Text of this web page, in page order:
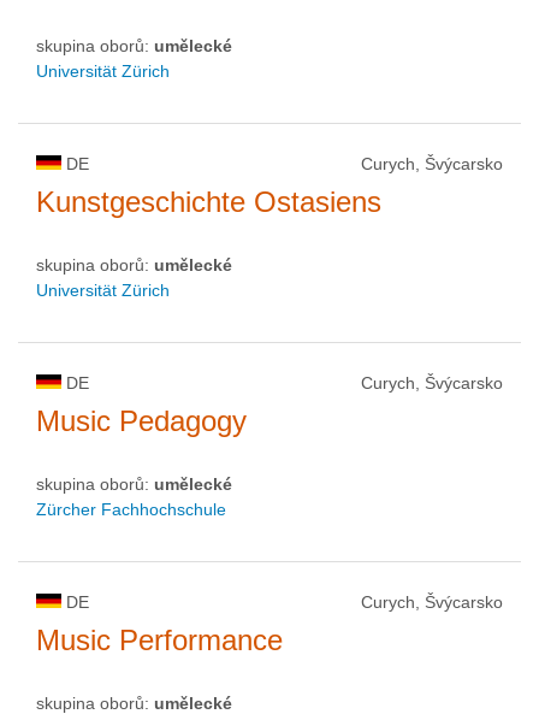
skupina oborů: umělecké
Universität Zürich
DE Curych, Švýcarsko
Kunstgeschichte Ostasiens
skupina oborů: umělecké
Universität Zürich
DE Curych, Švýcarsko
Music Pedagogy
skupina oborů: umělecké
Zürcher Fachhochschule
DE Curych, Švýcarsko
Music Performance
skupina oborů: umělecké